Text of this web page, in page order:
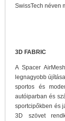
SwissTech néven
3D FABRIC
A Spacer
legnagyobb
sportos és
autóiparban és
sportcipőkben és
3D szövet